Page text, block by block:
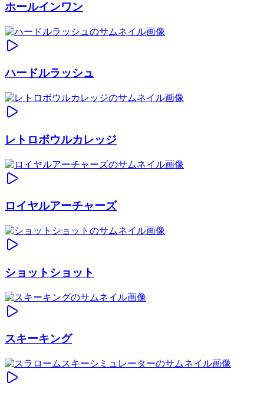
ホールインワン
ハードルラッシュ
レトロボウルカレッジ
ロイヤルアーチャーズ
ショットショット
スキーキング